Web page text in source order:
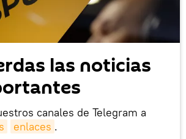
las noticias
canales de Telegram a
enlaces .